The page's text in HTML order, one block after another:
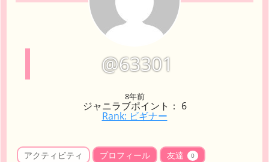
@63301
8年前
ジャニラブポイント： 6
Rank: ビギナー
アクティビティ プロフィール 友達 0